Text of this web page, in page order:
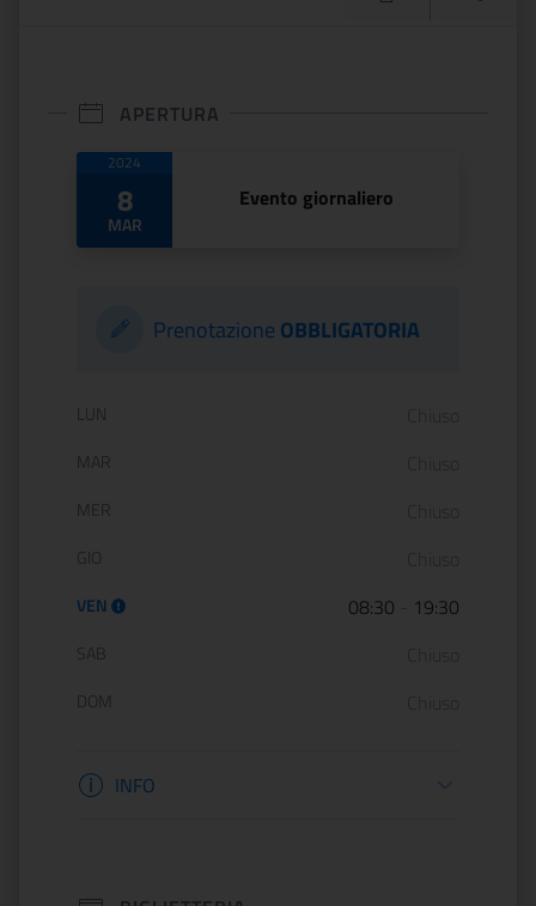
APERTURA
Date di apertura
2024
8
MAR
Evento giornaliero
Prenotazione OBBLIGATORIA
Orario di apertura:
LUN
MAR
MER
GIO
VEN 08:30 19:30
SAB
DOM
Informazioni apertura
INFO